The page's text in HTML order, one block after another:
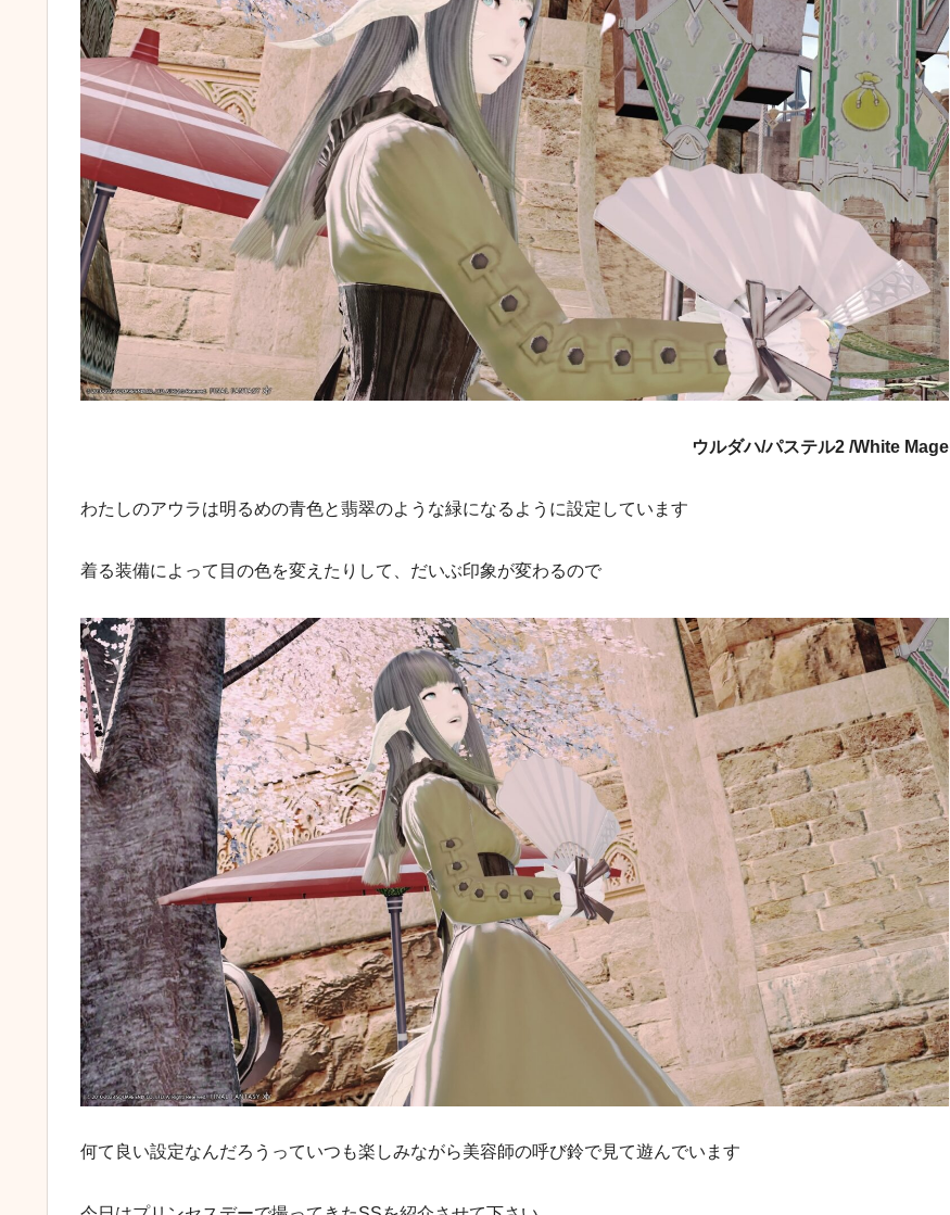
ウルダハ/パステル2 /White Mage
わたしのアウラは明るめの青色と翡翠のような緑になるように設定しています
着る装備によって目の色を変えたりして、だいぶ印象が変わるので
何て良い設定なんだろうっていつも楽しみながら美容師の呼び鈴で見て遊んでいます